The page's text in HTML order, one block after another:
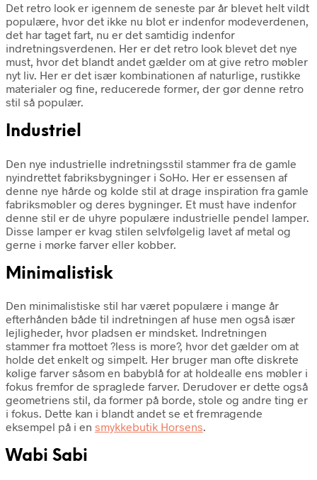
Det retro look er igennem de seneste par år blevet helt vildt
populære, hvor det ikke nu blot er indenfor modeverdenen,
det har taget fart, nu er det samtidig indenfor
indretningsverdenen. Her er det retro look blevet det nye
must, hvor det blandt andet gælder om at give retro møbler
nyt liv. Her er det især kombinationen af naturlige, rustikke
materialer og fine, reducerede former, der gør denne retro
stil så populær.
Industriel
Den nye industrielle indretningsstil stammer fra de gamle
nyindrettet fabriksbygninger i SoHo. Her er essensen af
denne nye hårde og kolde stil at drage inspiration fra gamle
fabriksmøbler og deres bygninger. Et must have indenfor
denne stil er de uhyre populære industrielle pendel lamper.
Disse lamper er kvag stilen selvfølgelig lavet af metal og
gerne i mørke farver eller kobber.
Minimalistisk
Den minimalistiske stil har været populære i mange år
efterhånden både til indretningen af huse men også især
lejligheder, hvor pladsen er mindsket. Indretningen
stammer fra mottoet ?less is more?, hvor det gælder om at
holde det enkelt og simpelt. Her bruger man ofte diskrete
kølige farver såsom en babyblå for at holdealle ens møbler i
fokus fremfor de spraglede farver. Derudover er dette også
geometriens stil, da former på borde, stole og andre ting er
i fokus. Dette kan i blandt andet se et fremragende
eksempel på i en smykkebutik Horsens.
Wabi Sabi